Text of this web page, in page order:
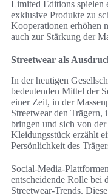
Limited Editions spielen
exklusive Produkte zu
Kooperationen erhöhen
auch zur Stärkung der
Streetwear als
In der heutigen
bedeutenden Mittel der
einer Zeit, in der
Streetwear den
bringen und sich von
Kleidungsstück erzählt
Persönlichkeit des
Social-Media-
entscheidende Rolle bei
Streetwear-Trends.